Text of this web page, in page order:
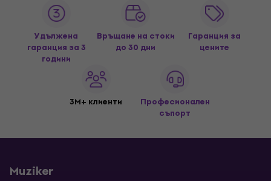
Удължена
гаранция за 3
години
Връщане на стоки
до 30 дни
Гаранция за
цените
3M+ клиенти
Професионален
съпорт
Muziker